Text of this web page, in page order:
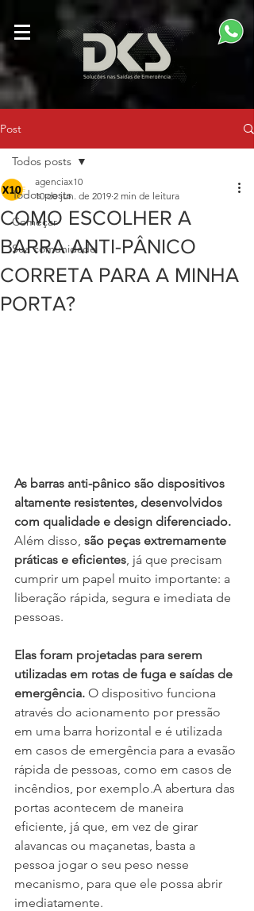
Post
Todos posts
Começar
Sua comunidade
Todos posts
COMO ESCOLHER A
BARRA ANTI-PÂNICO
CORRETA PARA A MINHA
PORTA?
agenciax10
10 de jun. de 2019 2 min de leitura
As barras anti-pânico são dispositivos
altamente resistentes, desenvolvidos
com qualidade e design diferenciado.
Além disso, são peças extremamente
práticas e eficientes , já que precisam
cumprir um papel muito importante: a
liberação rápida, segura e imediata de
pessoas.
Elas foram projetadas para serem
utilizadas em rotas de fuga e saídas de
emergência. O dispositivo funciona
através do acionamento por pressão
em uma barra horizontal e é utilizada
em casos de emergência para a evasão
rápida de pessoas, como em casos de
incêndios, por exemplo.A abertura das
portas acontecem de maneira
eficiente, já que, em vez de girar
alavancas ou maçanetas, basta a
pessoa jogar o seu peso nesse
mecanismo, para que ele possa abrir
imediatamente.